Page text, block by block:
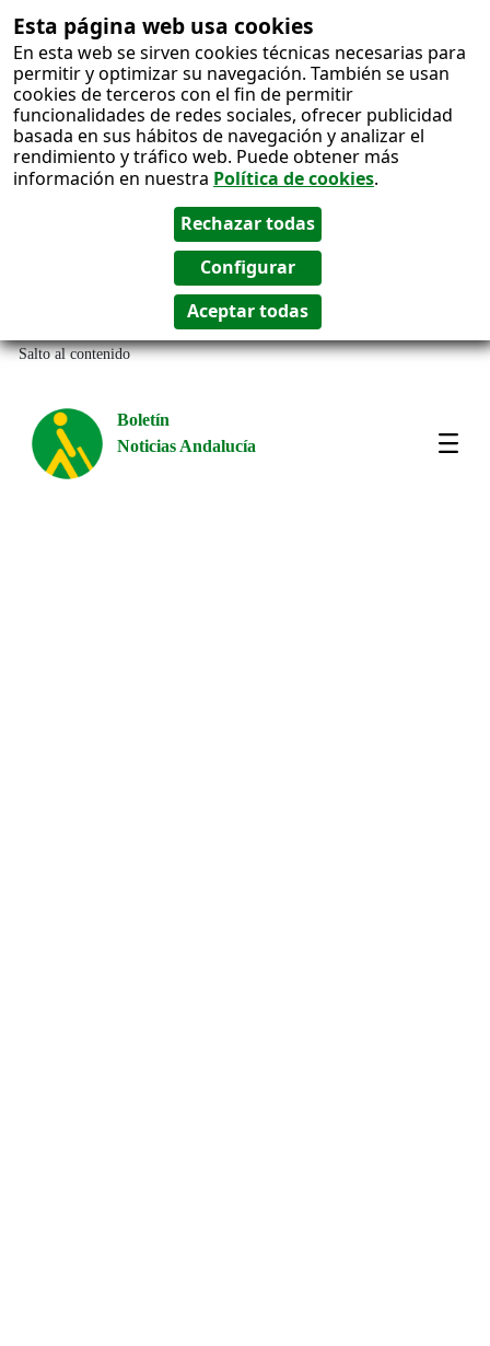
Esta página web usa cookies
En esta web se sirven cookies técnicas necesarias para
permitir y optimizar su navegación. También se usan
cookies de terceros con el fin de permitir
funcionalidades de redes sociales, ofrecer publicidad
basada en sus hábitos de navegación y analizar el
rendimiento y tráfico web. Puede obtener más
información en nuestra Política de cookies.
Salto al contenido
Boletín
Noticias Andalucía